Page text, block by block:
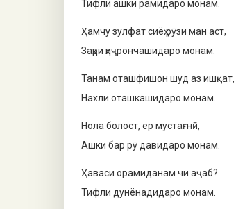
Тифли ашки рамидаро монам.
Ҳамчу зулфат сиёҳ рӯзи ман аст,
Заҳри ҳиҷрончашидаро монам.
Танам оташфишон шуд аз ишқат,
Нахли оташкашидаро монам.
Нола болост, ёр мустағнӣ,
Ашки бар рӯ давидаро монам.
Ҳаваси орамиданам чи аҷаб?
Тифли дунёнадидаро монам.